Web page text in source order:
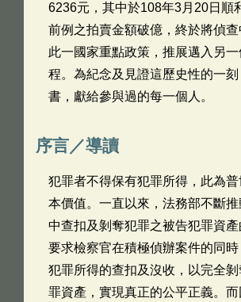
6236元，其中於108年3月20日順
前例之拍賣金額破億，終於將偵
此一國家重點政策，推展邁入另一
程。為紀念及見證這歷史性的一
書，獻給參與過的每一個人。
序言／導讀
犯罪者不得保有犯罪所得，此為
本價值。一直以來，法務部不斷
中查扣及剝奪犯罪之被告犯罪資
要求檢察官在積極偵辦案件的同時
犯罪所得的查扣及沒收，以完全
罪資產，實現真正的公平正義。